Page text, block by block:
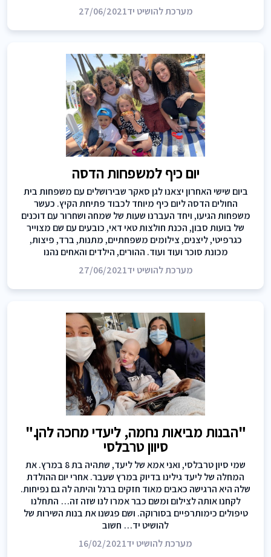
מערכת להושיט יד27/06/2021
יום כיף למשפחות הדסה
ביום שישי האחרון יצאנו לגן סאקר שבירושלים עם משפחות בית
החולים הדסה ליום כיף מיוחד לכבוד פתיחת הקיץ. כעשר
משפחות הגיעו, ויחד העברנו שעות של שמחה ושחרור עם דוכנים
של בועות סבון, הכנת חולצות טאי דאי, כובעים עם שם מצוייר
כגרפיטי, ליצנים, צילומים משפחתיים, מתנות, ברד, פיצות,
מכונת סוכר ועוד ועוד. ההורים, הילדים והאחים נהנו
מערכת להושיט יד27/06/2021
"הבנות מביאות נחמה, ליעדי מחכה להן."
סיוון טרבלסי
שמי סיון טרבלסי, ואני אמא של ליעד, שתהיה בת 8 במרץ. את
המחלה של ליעד גילינו בדיוק במרץ שעבר. אחרי יום ההולדת
שלה היא הרגישה כאבים מאוד חזקים ברגל והיתה לה גם נפיחות.
לקחנו אותה לצילום ומשם כבר אמרו לנו שזה זה… התחלנו
טיפולים כימותרפיים בסורוקה. ושם פגשנו את בנות השירות של
להושיט יד… חשוב
מערכת להושיט יד16/02/2021